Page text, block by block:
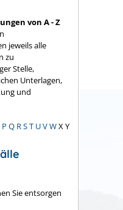
von A - Z
jeweils alle
zu
Stelle,
Unterlagen,
und
P Q RST UVWX Y
Sie entsorgen